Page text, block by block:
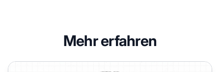
Mehr erfahren
Wofür werden Authority Sites verwendet? Vollständiger